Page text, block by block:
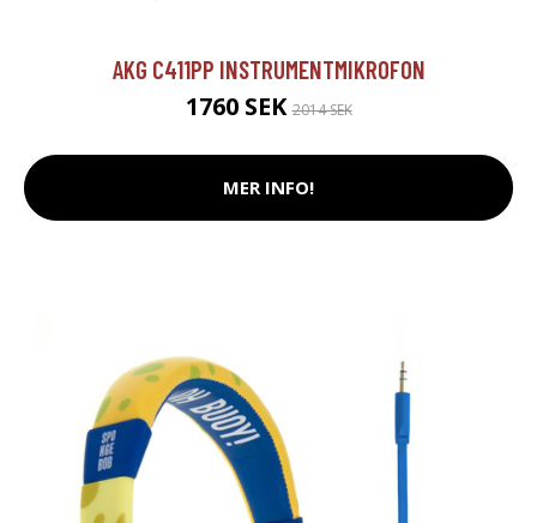
AKG C411PP INSTRUMENTMIKROFON
1760 SEK2014 SEK
MER INFO!